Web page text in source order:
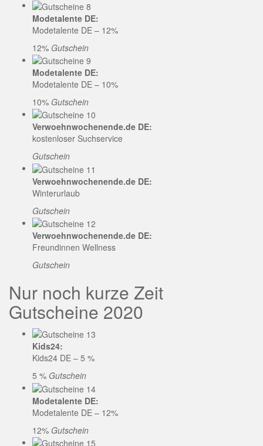
Modetalente DE:
Modetalente DE – 12%
12% Gutschein
Modetalente DE:
Modetalente DE – 10%
10% Gutschein
Verwoehnwochenende.de DE:
kostenloser Suchservice
Gutschein
Verwoehnwochenende.de DE:
Winterurlaub
Gutschein
Verwoehnwochenende.de DE:
Freundinnen Wellness
Gutschein
Nur noch kurze Zeit
Gutscheine 2020
Kids24:
Kids24 DE – 5 %
5 % Gutschein
Modetalente DE:
Modetalente DE – 12%
12% Gutschein